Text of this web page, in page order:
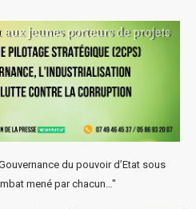
du pouvoir d’Etat sous
mené par chacun…"